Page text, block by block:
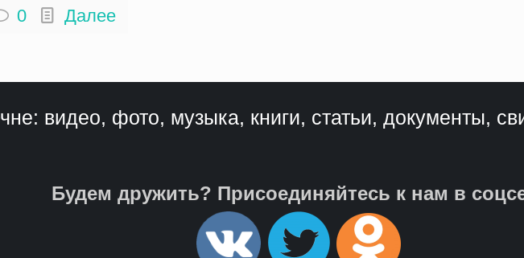
0 Далее
видео, фото, музыка, книги, статьи, документы,
Будем дружить? Присоединяйтесь к нам в